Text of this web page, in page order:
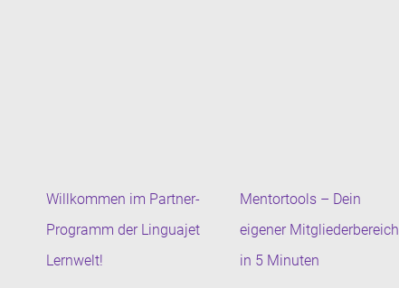
Willkommen im Partner-
Programm der Linguajet
Lernwelt!
Mentortools – Dein
eigener Mitgliederbereich
in 5 Minuten